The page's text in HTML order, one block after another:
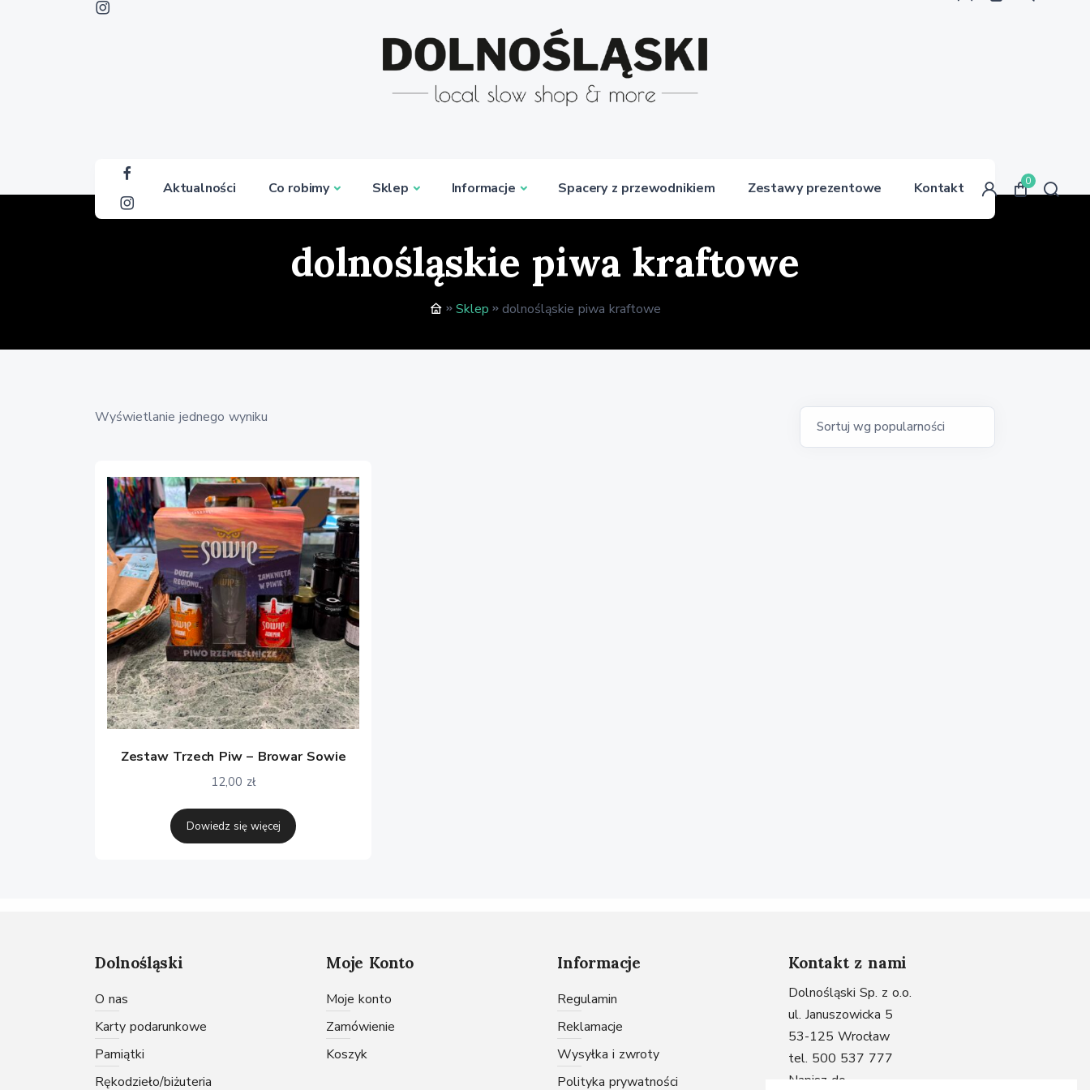
Aktualności Co robimy Sklep Informacje Spacery z przewodnikiem Zestawy prezentowe Kontakt 0
dolnośląskie piwa kraftowe
Sklep dolnośląskie piwa kraftowe
Wyświetlanie jednego wyniku
Zestaw Trzech Piw – Browar Sowie
12,00 zł
Dowiedz się więcej
Dolnośląski
O nas
karty podarunkowe
pamiątki
rękodzieło/biżuteria
Moje Konto
Moje konto
Zamówienie
Koszyk
Informacje
Regulamin
Reklamacje
Wysyłka i zwroty
Polityka prywatności
Kontakt z nami
Dolnośląski Sp. z o.o.
ul. Januszowicka 5
53-125 Wrocław
tel. 500 537 777
Napisz do